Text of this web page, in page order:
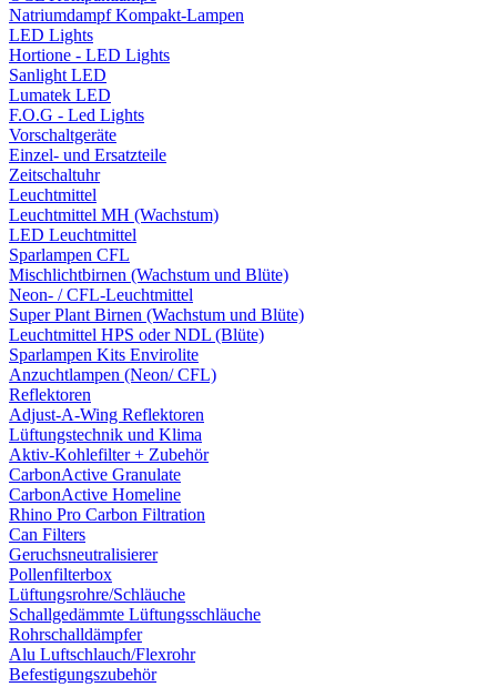
Natriumdampf Kompakt-Lampen
LED Lights
Hortione - LED Lights
Sanlight LED
Lumatek LED
F.O.G - Led Lights
Vorschaltgeräte
Einzel- und Ersatzteile
Zeitschaltuhr
Leuchtmittel
Leuchtmittel MH (Wachstum)
LED Leuchtmittel
Sparlampen CFL
Mischlichtbirnen (Wachstum und Blüte)
Neon- / CFL-Leuchtmittel
Super Plant Birnen (Wachstum und Blüte)
Leuchtmittel HPS oder NDL (Blüte)
Sparlampen Kits Envirolite
Anzuchtlampen (Neon/ CFL)
Reflektoren
Adjust-A-Wing Reflektoren
Lüftungstechnik und Klima
Aktiv-Kohlefilter + Zubehör
CarbonActive Granulate
CarbonActive Homeline
Rhino Pro Carbon Filtration
Can Filters
Geruchsneutralisierer
Pollenfilterbox
Lüftungsrohre/Schläuche
Schallgedämmte Lüftungsschläuche
Rohrschalldämpfer
Alu Luftschlauch/Flexrohr
Befestigungszubehör